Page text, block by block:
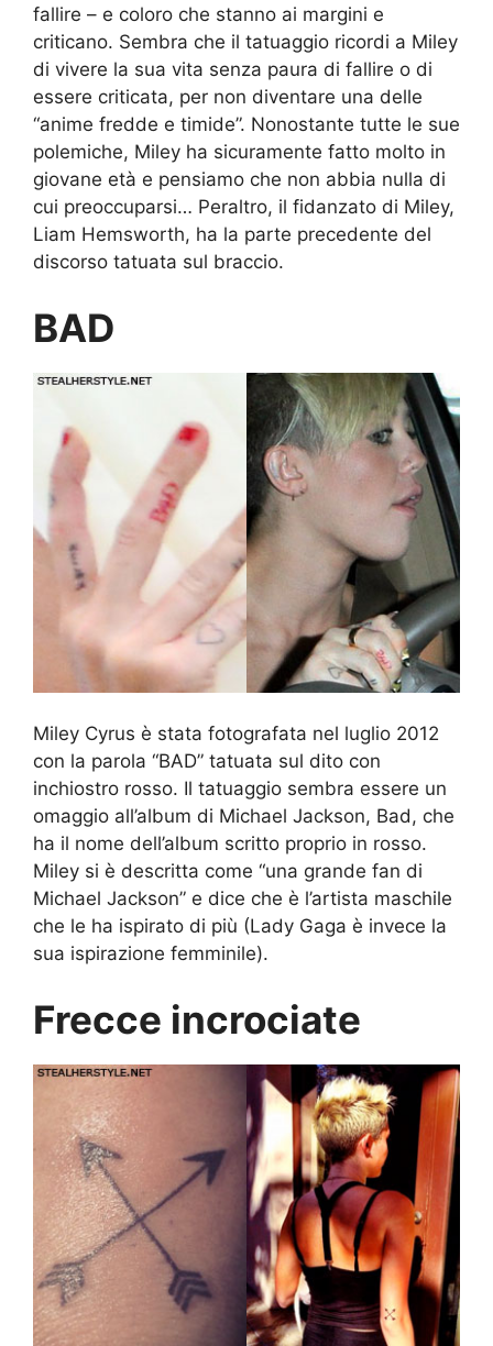
fallire – e coloro che stanno ai margini e
criticano. Sembra che il tatuaggio ricordi a Miley
di vivere la sua vita senza paura di fallire o di
essere criticata, per non diventare una delle
“anime fredde e timide”. Nonostante tutte le sue
polemiche, Miley ha sicuramente fatto molto in
giovane età e pensiamo che non abbia nulla di
cui preoccuparsi… Peraltro, il fidanzato di Miley,
Liam Hemsworth, ha la parte precedente del
discorso tatuata sul braccio.
BAD
Miley Cyrus è stata fotografata nel luglio 2012
con la parola “BAD” tatuata sul dito con
inchiostro rosso. Il tatuaggio sembra essere un
omaggio all’album di Michael Jackson, Bad, che
ha il nome dell’album scritto proprio in rosso.
Miley si è descritta come “una grande fan di
Michael Jackson” e dice che è l’artista maschile
che le ha ispirato di più (Lady Gaga è invece la
sua ispirazione femminile).
Frecce incrociate